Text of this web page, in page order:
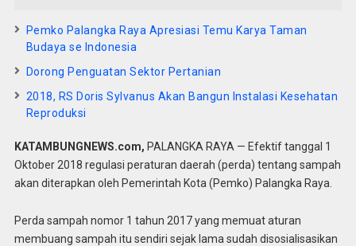
Pemko Palangka Raya Apresiasi Temu Karya Taman
Budaya se Indonesia
Dorong Penguatan Sektor Pertanian
2018, RS Doris Sylvanus Akan Bangun Instalasi Kesehatan
Reproduksi
KATAMBUNGNEWS.com, PALANGKA RAYA — Efektif tanggal 1
Oktober 2018 regulasi peraturan daerah (perda) tentang sampah
akan diterapkan oleh Pemerintah Kota (Pemko) Palangka Raya.
Perda sampah nomor 1 tahun 2017 yang memuat aturan
membuang sampah itu sendiri sejak lama sudah disosialisasikan